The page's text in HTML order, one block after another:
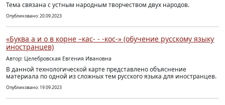
Тема связана с устным народным творчеством двух народов.
Опубликовано: 20.09.2023
«Буква а и о в корне –кас- - -кос-» (обучение русскому языку
иностранцев)
Автор: Целебровская Евгения Ивановна
В данной технологической карте представлено объяснение
материала по одной из сложных тем русского языка для иностранцев.
Опубликовано: 19.09.2023